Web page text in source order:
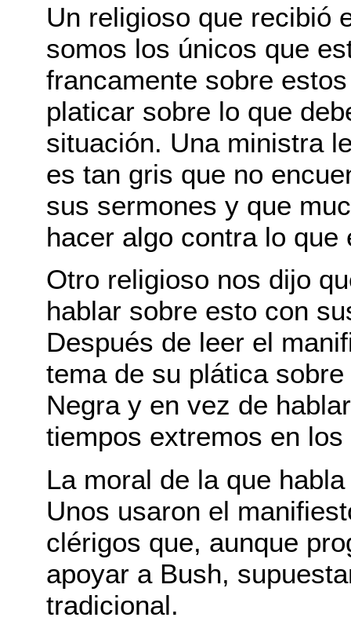
Un religioso que recibió
somos los únicos que
francamente sobre
platicar sobre lo que
situación. Una ministra
es tan gris que no
sus sermones y que
hacer algo contra lo que
Otro religioso nos dijo
hablar sobre esto con
Después de leer el
tema de su plática
Negra y en vez de
tiempos extremos en
La moral de la que
Unos usaron el
clérigos que, aunque
apoyar a Bush,
tradicional.